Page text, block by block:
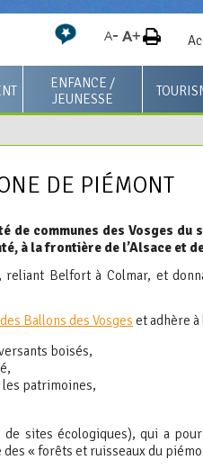
des
ENFANCE /
JEUNESSE
12-25 ans +
Le centre socioculturel la
Haute savoureuse
DE PIÉMONT
de communes des Vosges
à la frontière de l’Alsace et
Belfort à Colmar, et
Ballons des Vosges et adhère à
boisés,
patrimoines,
sites écologiques), qui a
« forêts et ruisseaux du